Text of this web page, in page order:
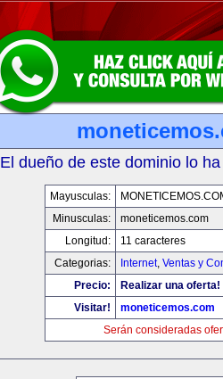
El dueño de este dominio lo
Mayusculas:
Minusculas:
moneticemos.com
Longitud:
11 caracteres
Categorias:
Internet, Ventas y
Precio:
Realizar una oferta!
Visitar!
moneticemos.com
Serán consideradas